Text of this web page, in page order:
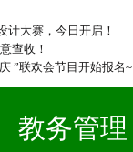
计大赛，今日开启！
查收！
”联欢会节目开始报名~
教务管理